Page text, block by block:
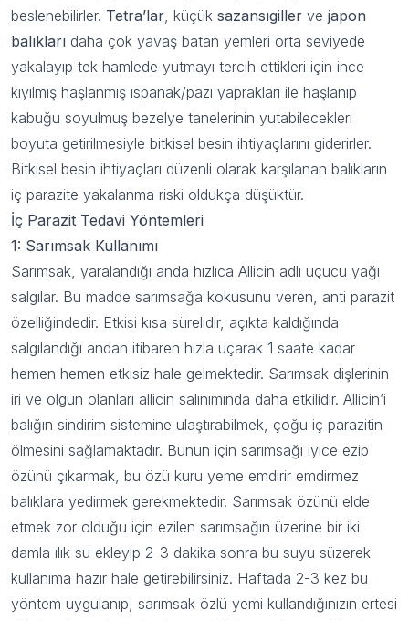
beslenebilirler. Tetra’lar, küçük sazansıgiller ve japon
balıkları daha çok yavaş batan yemleri orta seviyede
yakalayıp tek hamlede yutmayı tercih ettikleri için ince
kıyılmış haşlanmış ıspanak/pazı yaprakları ile haşlanıp
kabuğu soyulmuş bezelye tanelerinin yutabilecekleri
boyuta getirilmesiyle bitkisel besin ihtiyaçlarını giderirler.
Bitkisel besin ihtiyaçları düzenli olarak karşılanan balıkların
iç parazite yakalanma riski oldukça düşüktür.
İç Parazit Tedavi Yöntemleri
1: Sarımsak Kullanımı
Sarımsak, yaralandığı anda hızlıca Allicin adlı uçucu yağı
salgılar. Bu madde sarımsağa kokusunu veren, anti parazit
özelliğindedir. Etkisi kısa sürelidir, açıkta kaldığında
salgılandığı andan itibaren hızla uçarak 1 saate kadar
hemen hemen etkisiz hale gelmektedir. Sarımsak dişlerinin
iri ve olgun olanları allicin salınımında daha etkilidir. Allicin’i
balığın sindirim sistemine ulaştırabilmek, çoğu iç parazitin
ölmesini sağlamaktadır. Bunun için sarımsağı iyice ezip
özünü çıkarmak, bu özü kuru yeme emdirir emdirmez
balıklara yedirmek gerekmektedir. Sarımsak özünü elde
etmek zor olduğu için ezilen sarımsağın üzerine bir iki
damla ılık su ekleyip 2-3 dakika sonra bu suyu süzerek
kullanıma hazır hale getirebilirsiniz. Haftada 2-3 kez bu
yöntem uygulanıp, sarımsak özlü yemi kullandığınızın ertesi
Kullanım Koşullarını kabul ediyorum
Kayıt Ol
E-posta adresinizi girerek pazarlama ve tanıtım ile ilgili iletişim almayı kabul
edersiniz ve Gizlilik Politikamızı okuduğunuzu ve kabul ettiğinizi onaylarsınız.